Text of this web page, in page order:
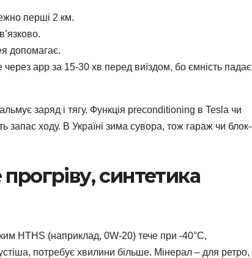
перші 2 км.
допомагає.
через app за 15-30 хв перед виїздом, бо ємність падає
заряд і тягу. Функція preconditioning в Tesla чи
запас ходу. В Україні зима сувора, тож гараж чи блок-
синтетика
HTHS (наприклад, 0W-20) тече при -40°C,
потребує хвилини більше. Мінерал – для ретро,